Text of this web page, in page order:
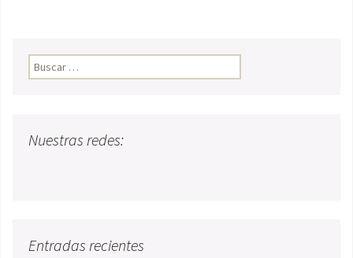
Buscar:
Nuestras redes:
Entradas recientes